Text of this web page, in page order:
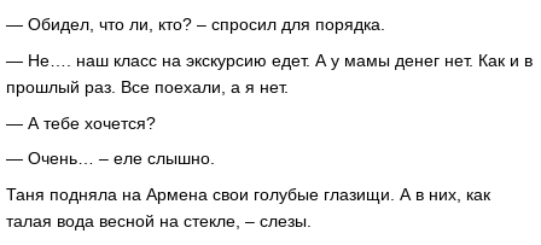
— Обидел, что ли, кто? – спросил для порядка.
— Не…. наш класс на экскурсию едет. А у мамы денег нет. Как и в
прошлый раз. Все поехали, а я нет.
— А тебе хочется?
— Очень… – еле слышно.
Таня подняла на Армена свои голубые глазищи. А в них, как
талая вода весной на стекле, – слезы.